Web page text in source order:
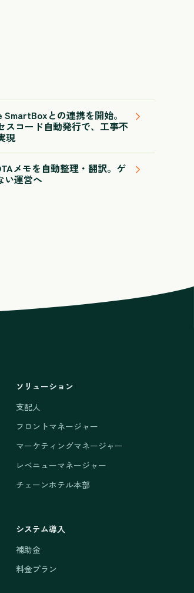
SmartBoxとの連携を開始。
スコード自動発行で、工事不
現
メモを自動整理・翻訳。ゲ
い運営へ
ソリューション
支配人
フロントマネージャー
マーケティングマネージャー
レベニューマネージャー
チェーンホテル本部
システム導入
補助金
料金プラン